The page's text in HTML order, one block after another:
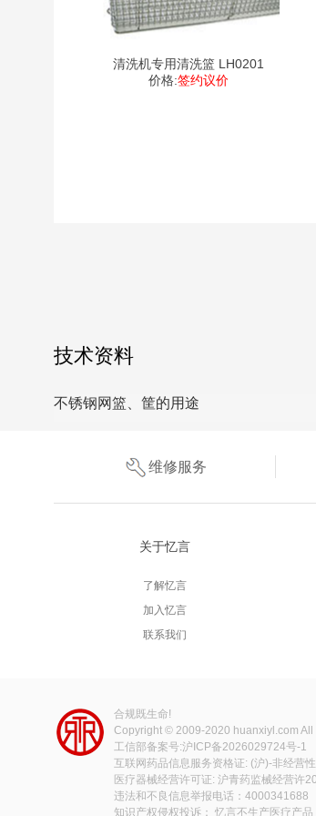
清洗机专用清洗篮 LH0201
价格:签约议价
技术资料
不锈钢网篮、筐的用途
维修服务
关于忆言
了解忆言
加入忆言
联系我们
合规既生命!
Copyright © 2009-2020 huanxiyl.com All
工信部备案号:沪ICP备2026029724号-1
互联网药品信息服务资格证: (沪)-非经营
医疗器械经营许可证: 沪青药监械经营
违法和不良信息举报电话：4000341688
知识产权侵权投诉： 忆言不生产医疗产